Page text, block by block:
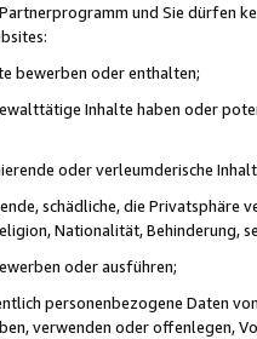
und Sie dürfen
bewerben oder enthalten;
Inhalte haben oder
oder verleumderische
schädliche, die Privatsphäre
Nationalität, Behinderung,
oder ausführen;
personenbezogene Daten
verwenden oder offenlegen,